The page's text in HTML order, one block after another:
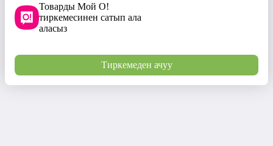
Товарды Мой О!
тиркемесинен сатып ала
аласыз
Тиркемеден ачуу